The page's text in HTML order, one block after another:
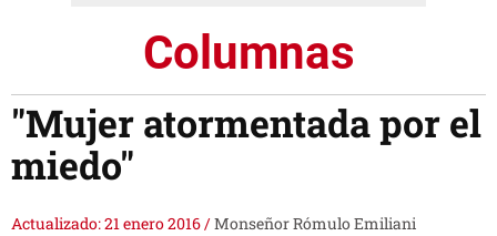
Columnas
"Mujer atormentada por el
miedo"
Actualizado: 21 enero 2016/Monseñor Rómulo Emiliani